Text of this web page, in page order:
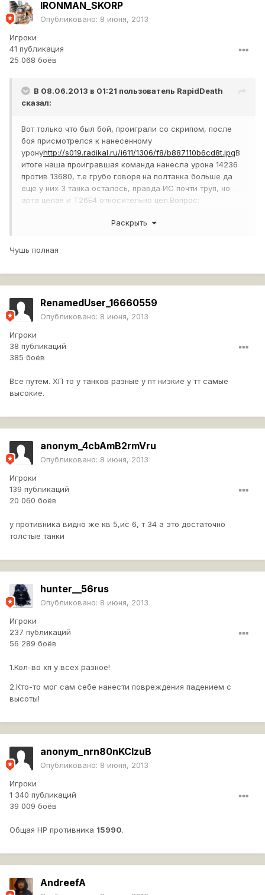
IRONMAN_SKORP
Опубликовано: 8 июня, 2013
Игроки
41 публикация
25 068 боёв
В 08.06.2013 в 01:21 пользователь RapidDeath
сказал:
Вот только что был бой, проиграли со скрипом, после
боя присмотрелся к нанесенному
уронуhttp://s019.radikal.ru/i611/1306/f8/b887110b6cd8t.jpgВ
итоге наша проигравшая команда нанесла урона 14236
против 13680, т.е грубо говоря на полтанка больше да
еще у них 3 танка осталось, правда ИС почти труп, но
арта целая и Т26Е4 относительно цел.Вопрос:
Раскрыть
Чушь полная
RenamedUser_16660559
Опубликовано: 8 июня, 2013
Игроки
38 публикаций
385 боёв
Все путем. ХП то у танков разные у пт низкие у тт самые
высокие.
anonym_4cbAmB2rmVru
Опубликовано: 8 июня, 2013
Игроки
139 публикаций
20 060 боёв
у противника видно же кв 5,ис 6, т 34 а это достаточно
толстые танки
hunter__56rus
Опубликовано: 8 июня, 2013
Игроки
237 публикаций
56 289 боёв
1.Кол-во хп у всех разное!
2.Кто-то мог сам себе нанести повреждения падением с
высоты!
anonym_nrn80nKCIzuB
Опубликовано: 8 июня, 2013
Игроки
1 340 публикаций
39 009 боёв
Общая HP противника 15990.
AndreefA